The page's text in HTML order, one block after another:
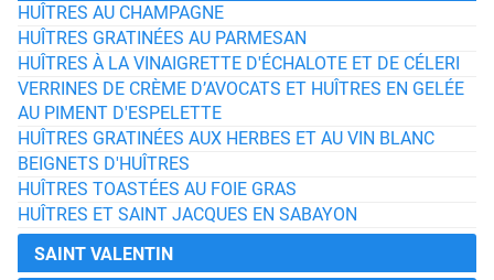
HUÎTRES AU CHAMPAGNE
HUÎTRES GRATINÉES AU PARMESAN
HUÎTRES À LA VINAIGRETTE D'ÉCHALOTE ET DE CÉLERI
VERRINES DE CRÈME D’AVOCATS ET HUÎTRES EN GELÉE
AU PIMENT D'ESPELETTE
HUÎTRES GRATINÉES AUX HERBES ET AU VIN BLANC
BEIGNETS D'HUÎTRES
HUÎTRES TOASTÉES AU FOIE GRAS
HUÎTRES ET SAINT JACQUES EN SABAYON
SAINT VALENTIN